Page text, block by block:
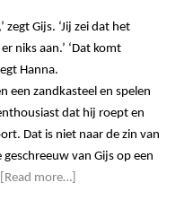
zegt Gijs. ‘Jij zei dat het
niks aan.’ ‘Dat komt
Hanna.
een zandkasteel en spelen
dat hij roept en
Dat is niet naar de zin van
van Gijs op een
[Read more…]